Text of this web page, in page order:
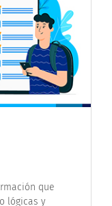
que
lógicas y